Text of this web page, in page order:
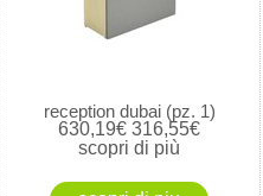
reception dubai (pz. 1)
630,19€ 316,55€
scopri di più